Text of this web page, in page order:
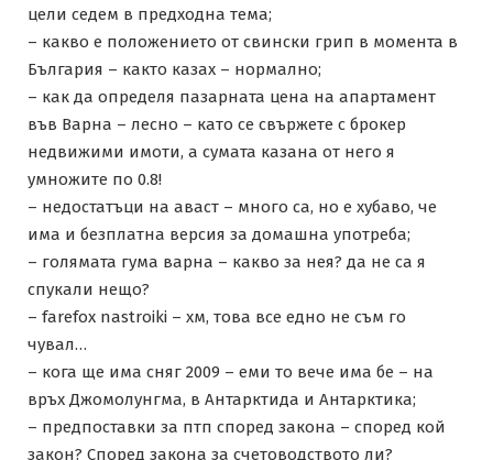
цели седем в предходна тема;
– какво е положението от свински грип в момента в
България – както казах – нормално;
– как да определя пазарната цена на апартамент
във Варна – лесно – като се свържете с брокер
недвижими имоти, а сумата казана от него я
умножите по 0.8!
– недостатъци на аваст – много са, но е хубаво, че
има и безплатна версия за домашна употреба;
– голямата гума варна – какво за нея? да не са я
спукали нещо?
– farefox nastroiki – хм, това все едно не съм го
чувал…
– кога ще има сняг 2009 – еми то вече има бе – на
връх Джомолунгма, в Антарктида и Антарктика;
– предпоставки за птп според закона – според кой
закон? Според закона за счетоводството ли?